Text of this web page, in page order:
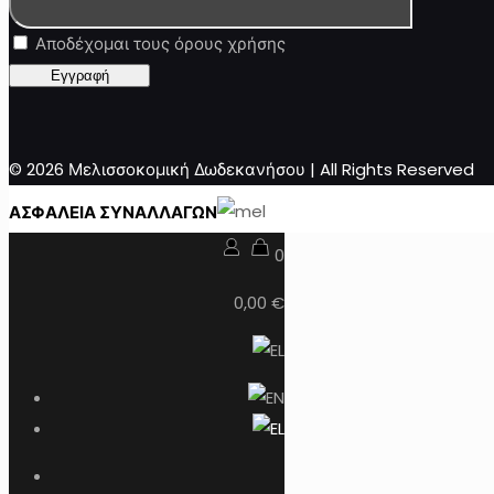
Αποδέχομαι τους όρους χρήσης
© 2026 Μελισσοκομική Δωδεκανήσου | All Rights Reserved
ΑΣΦΑΛΕΙΑ ΣΥΝΑΛΛΑΓΩΝ
0
0,00 €